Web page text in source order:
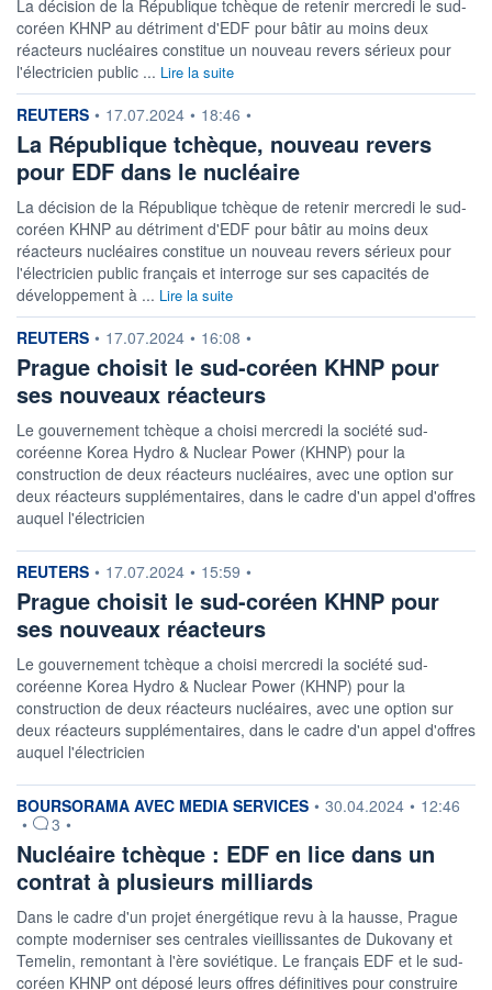
La décision de la République tchèque de retenir mercredi le sud-
coréen KHNP au détriment d'EDF pour bâtir au moins deux
réacteurs nucléaires constitue un nouveau revers sérieux pour
l'électricien public ... Lire la suite
information fournie par
REUTERS • 17.07.2024 • 18:46 •
La République tchèque, nouveau revers
pour EDF dans le nucléaire
La décision de la République tchèque de retenir mercredi le sud-
coréen KHNP au détriment d'EDF pour bâtir au moins deux
réacteurs nucléaires constitue un nouveau revers sérieux pour
l'électricien public français et interroge sur ses capacités de
développement à ... Lire la suite
information fournie par
REUTERS • 17.07.2024 • 16:08 •
Prague choisit le sud-coréen KHNP pour
ses nouveaux réacteurs
Le gouvernement tchèque a choisi mercredi la société sud-
coréenne Korea Hydro & Nuclear Power (KHNP) pour la
construction de deux réacteurs nucléaires, avec une option sur
deux réacteurs supplémentaires, dans le cadre d'un appel d'offres
auquel l'électricien
information fournie par
REUTERS • 17.07.2024 • 15:59 •
Prague choisit le sud-coréen KHNP pour
ses nouveaux réacteurs
Le gouvernement tchèque a choisi mercredi la société sud-
coréenne Korea Hydro & Nuclear Power (KHNP) pour la
construction de deux réacteurs nucléaires, avec une option sur
deux réacteurs supplémentaires, dans le cadre d'un appel d'offres
auquel l'électricien
information fournie par
BOURSORAMA AVEC MEDIA SERVICES • 30.04.2024 • 12:46
•
3 •
Nucléaire tchèque : EDF en lice dans un
contrat à plusieurs milliards
Dans le cadre d'un projet énergétique revu à la hausse, Prague
compte moderniser ses centrales vieillissantes de Dukovany et
Temelin, remontant à l'ère soviétique. Le français EDF et le sud-
coréen KHNP ont déposé leurs offres définitives pour construire